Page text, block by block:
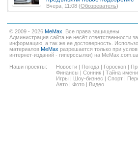
Вчера, 11:08 (Обозреватель)
© 2009 - 2026 MeMax . Все права защищены.
Администрация сайта не несёт ответственности
информацию, а так же ее достоверность.
материалов MeMax разрешается только при
интернет-изданий - гиперссылки) на MeMax.com.ua.
Наши проекты:
Новости | Погода | Гороскоп |
Финансы | Сонник | Тайна имени
Игры | Шоу-бизнес | Спорт |
Авто | Фото | Видео